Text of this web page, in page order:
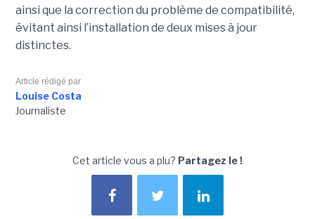
ainsi que la correction du problème de compatibilité,
évitant ainsi l’installation de deux mises à jour
distinctes.
Article rédigé par
Louise Costa
Journaliste
Cet article vous a plu? Partagez le !